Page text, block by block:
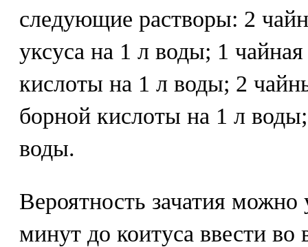
следующие растворы: 2
уксуса на 1 л воды; 1
кислоты на 1 л воды; 2
борной кислоты на 1 л
воды.
Вероятность зачатия
минут до коитуса ввести